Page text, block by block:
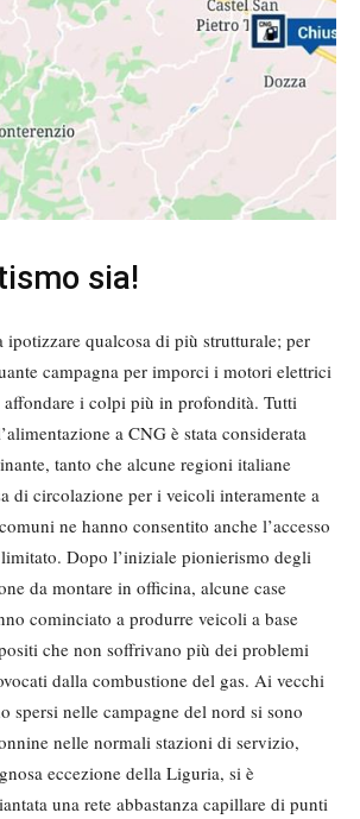
sia!
ipotizzare qualcosa di più strutturale; per
campagna per imporci i motori elettrici
i colpi più in profondità. Tutti
a CNG è stata considerata
tanto che alcune regioni italiane
di circolazione per i veicoli interamente a
ne hanno consentito anche l’accesso
Dopo l’iniziale pionierismo degli
da montare in officina, alcune case
cominciato a produrre veicoli a base
che non soffrivano più dei problemi
dalla combustione del gas. Ai vecchi
spersi nelle campagne del nord si sono
nelle normali stazioni di servizio,
eccezione della Liguria, si è
una rete abbastanza capillare di punti